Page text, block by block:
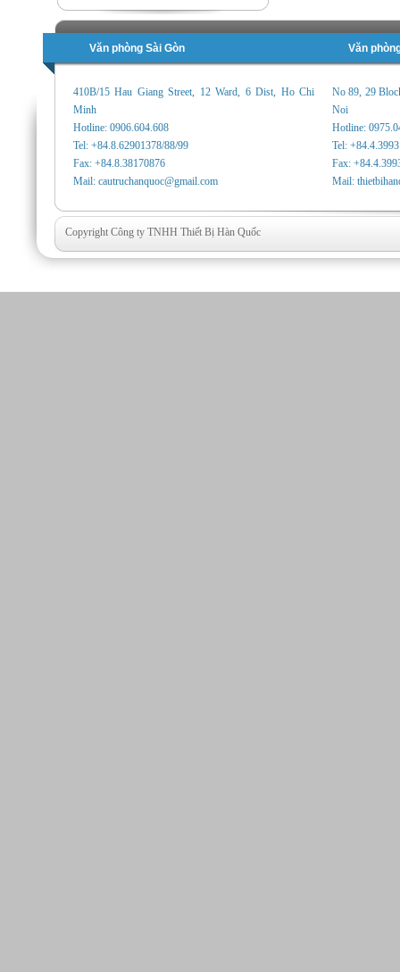
Văn phòng Sài Gòn Văn
410B/15 Hau Giang Street, 12 Ward, 6 Dist, Ho Chi
Minh
Hotline: 0906.604.608
Tel: +84.8.62901378/88/99
Fax: +84.8.38170876
Mail: cautruchanquoc@gmail.com
No 89, 29
Noi
Hotline:
Tel:
Fax:
Mail:
Copyright Công ty TNHH Thiết Bị Hàn Quốc